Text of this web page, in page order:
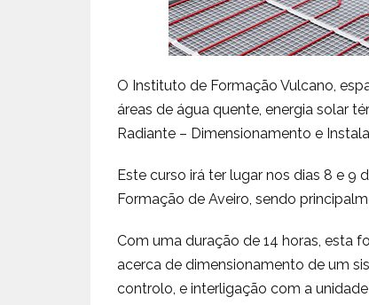
O Instituto de Formação Vulcano,
áreas de água quente, energia solar
Radiante – Dimensionamento e
Este curso irá ter lugar nos dias 8 e
Formação de Aveiro, sendo
Com uma duração de 14 horas, esta
acerca de dimensionamento de um
controlo, e interligação com a